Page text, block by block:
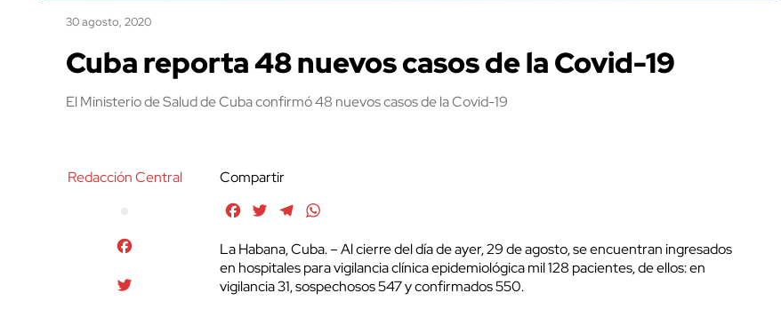
30 agosto, 2020
Cuba reporta 48 nuevos casos de la Covid-19
El Ministerio de Salud de Cuba confirmó 48 nuevos casos de la Covid-19
Redacción Central
Compartir
FacebookTwitterTelegram
La Habana, Cuba. – Al cierre del día de ayer, 29 de agosto, se encuentran ingresados
en hospitales para vigilancia clínica epidemiológica mil 128 pacientes, de ellos: en
vigilancia 31, sospechosos 547 y confirmados 550.